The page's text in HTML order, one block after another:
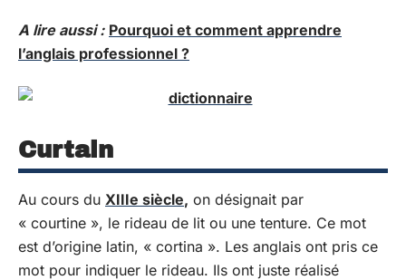
A lire aussi : Pourquoi et comment apprendre
l’anglais professionnel ?
Curtain
Au cours du XIIIe siècle, on désignait par
« courtine », le rideau de lit ou une tenture. Ce mot
est d’origine latin, « cortina ». Les anglais ont pris ce
mot pour indiquer le rideau. Ils ont juste réalisé